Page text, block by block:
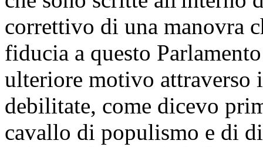
correttivo di una manovra
fiducia a questo
ulteriore motivo attraverso
debilitate, come dicevo
cavallo di populismo e di